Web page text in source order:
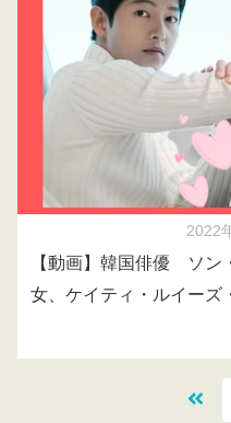
2022
【動画】韓国俳優 ソン
女、ケイティ・ルイーズ